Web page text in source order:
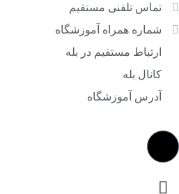
تماس تلفنی مستقیم
شماره همراه آموزشگاه
ارتباط مستقیم در بله
کانال بله
آدرس آموزشگاه